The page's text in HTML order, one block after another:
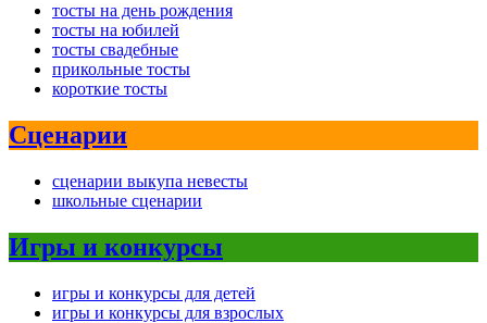
тосты на день рождения
тосты на юбилей
тосты свадебные
прикольные тосты
короткие тосты
Сценарии
сценарии выкупа невесты
школьные сценарии
Игры и конкурсы
игры и конкурсы для детей
игры и конкурсы для взрослых